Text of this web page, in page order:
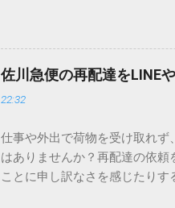
ードを打ち込むだけで一瞬で
この方法をマスターすれば、
が出てこないのか？ そもそも
認識する仕組みにあります。
準」「第2水準」といった形で
「Unicode（ユニコード）」や
所」のような番号が割り振ら
び出すことができるのです。
佐川急便の再配達をLINE
22:32
仕事や外出で荷物を受け取れ
はありませんか？再配達の依
ことに申し訳なさを感じたりす